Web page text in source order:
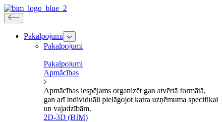
Pakalpojumi
Pakalpojumi
Pakalpojumi
Apmācības
Apmācības iespējams organizēt gan atvērtā formātā,
gan arī individuāli pielāgojot katra uzņēmuma specifikai
un vajadzībām.
2D-3D (BIM)